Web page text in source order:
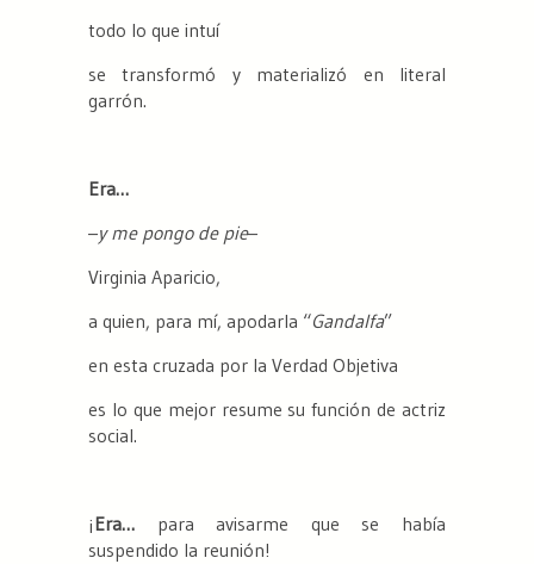
todo lo que intuí
se transformó y materializó en literal
garrón.
Era…
–y me pongo de pie–
Virginia Aparicio,
a quien, para mí, apodarla “Gandalfa”
en esta cruzada por la Verdad Objetiva
es lo que mejor resume su función de actriz
social.
¡Era… para avisarme que se había
suspendido la reunión!